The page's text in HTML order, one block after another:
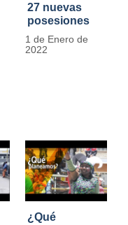
27 nuevas
posesiones
en el IDIPRON
1 de Enero de
2022
¿Qué